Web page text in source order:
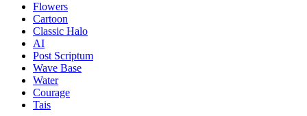
Flowers
Cartoon
Classic Halo
AI
Post Scriptum
Wave Base
Water
Courage
Tais